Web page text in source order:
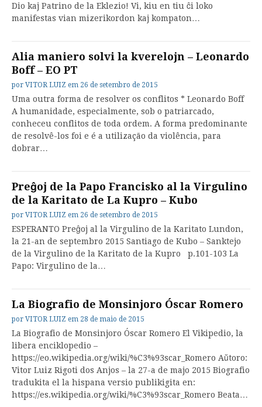
Dio kaj Patrino de la Eklezio! Vi, kiu en tiu ĉi loko
manifestas vian mizerikordon kaj kompaton…
Alia maniero solvi la kverelojn – Leonardo
Boff – EO PT
por VITOR LUIZ em 26 de setembro de 2015
Uma outra forma de resolver os conflitos * Leonardo Boff
A humanidade, especialmente, sob o patriarcado,
conheceu conflitos de toda ordem. A forma predominante
de resolvê-los foi e é a utilização da violência, para
dobrar…
Preĝoj de la Papo Francisko al la Virgulino
de la Karitato de La Kupro – Kubo
por VITOR LUIZ em 26 de setembro de 2015
ESPERANTO Preĝoj al la Virgulino de la Karitato Lundon,
la 21-an de septembro 2015 Santiago de Kubo – Sanktejo
de la Virgulino de la Karitato de la Kupro p.101-103 La
Papo: Virgulino de la…
La Biografio de Monsinjoro Óscar Romero
por VITOR LUIZ em 28 de maio de 2015
La Biografio de Monsinjoro Óscar Romero El Vikipedio, la
libera enciklopedio –
https://eo.wikipedia.org/wiki/%C3%93scar_Romero Aŭtoro:
Vitor Luiz Rigoti dos Anjos – la 27-a de majo 2015 Biografio
tradukita el la hispana versio publikigita en:
https://es.wikipedia.org/wiki/%C3%93scar_Romero Beata…